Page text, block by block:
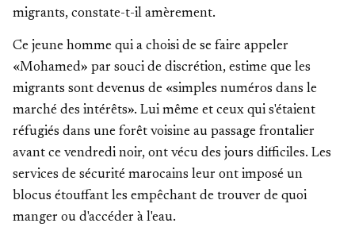
migrants, constate-t-il amèrement.
Ce jeune homme qui a choisi de se faire appeler
«Mohamed» par souci de discrétion, estime que les
migrants sont devenus de «simples numéros dans le
marché des intérêts». Lui même et ceux qui s'étaient
réfugiés dans une forêt voisine au passage frontalier
avant ce vendredi noir, ont vécu des jours difficiles. Les
services de sécurité marocains leur ont imposé un
blocus étouffant les empêchant de trouver de quoi
manger ou d'accéder à l'eau.